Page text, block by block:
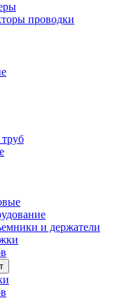
проводки
и держатели